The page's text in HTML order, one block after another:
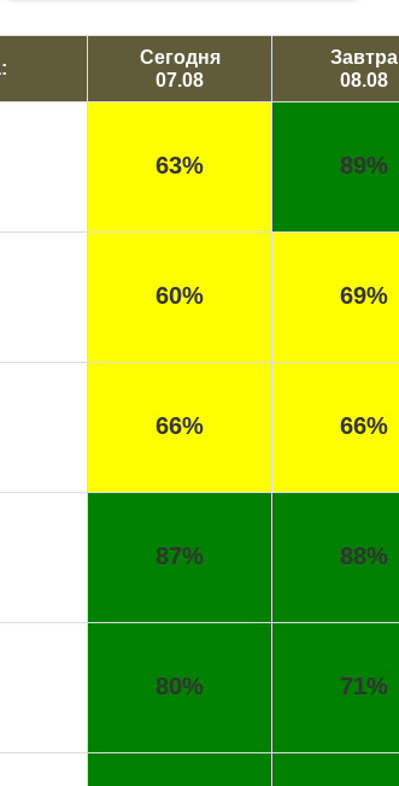
Сегодня
07.08
Завтра
08.08
63% 89%
60% 69%
66% 66%
87% 88%
80% 71%